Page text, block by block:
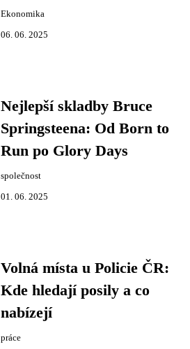
Ekonomika
06. 06. 2025
Nejlepší skladby Bruce
Springsteena: Od Born to
Run po Glory Days
společnost
01. 06. 2025
Volná místa u Policie ČR:
Kde hledají posily a co
nabízejí
práce